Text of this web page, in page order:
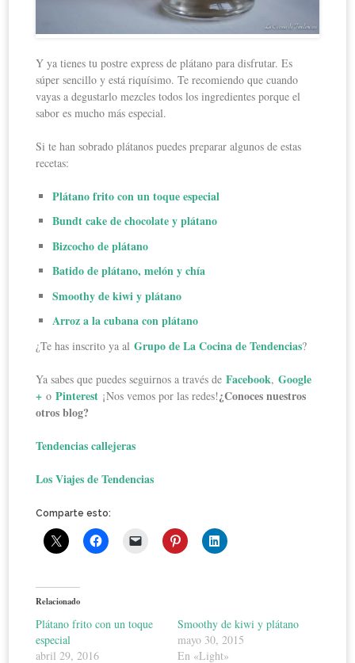
Y ya tienes tu postre express de plátano para disfrutar. Es
súper sencillo y está riquísimo. Te recomiendo que cuando
vayas a degustarlo mezcles todos los ingredientes porque el
sabor es mucho más especial.
Si te han sobrado plátanos puedes preparar algunos de estas
recetas:
Plátano frito con un toque especial
Bundt cake de chocolate y plátano
Bizcocho de plátano
Batido de plátano, melón y chía
Smoothy de kiwi y plátano
Arroz a la cubana con plátano
¿Te has inscrito ya alGrupo de La Cocina de Tendencias?
Ya sabes que puedes seguirnos a través deFacebook,Google
+ oPinterest ¡Nos vemos por las redes!¿Conoces nuestros
otros blog?
Tendencias callejeras
Los Viajes de Tendencias
Comparte esto:
Relacionado
Plátano frito con un toque
especial
abril 29, 2016
Smoothy de kiwi y plátano
mayo 30, 2015
En «Light»